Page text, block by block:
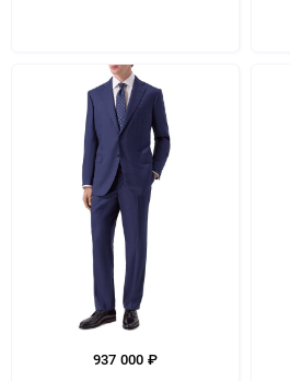
937 000 ₽